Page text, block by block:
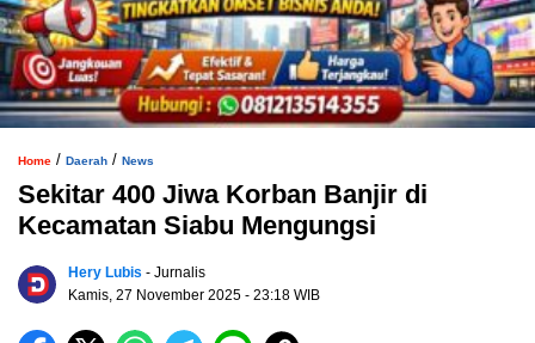
Home / Daerah / News
Sekitar 400 Jiwa Korban Banjir di
Kecamatan Siabu Mengungsi
Hery Lubis - Jurnalis
Kamis, 27 November 2025 - 23:18 WIB